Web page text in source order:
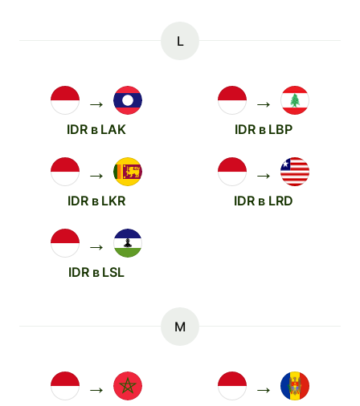
L
→
IDR в LAK
→
IDR в LBP
→
IDR в LKR
→
IDR в LRD
→
IDR в LSL
M
→ →